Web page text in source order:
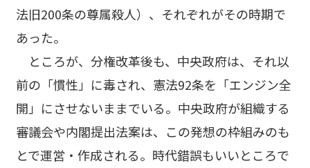
法旧200条の尊属殺人）、それぞれがその時期で
あった。
ところが、分権改革後も、中央政府は、それ以
前の「慣性」に毒され、憲法92条を「エンジン全
開」にさせないままでいる。中央政府が組織する
審議会や内閣提出法案は、この発想の枠組みのも
とで運営・作成される。時代錯誤もいいところで